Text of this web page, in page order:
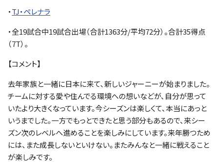
・TJ・ペレナラ
・全19試合中19試合出場（合計1363分/平均72分）。合計35得点
（7T）。
【コメント】
去年家族と一緒に日本に来て、新しいジャーニーが始まりました。
チームに対する愛や住んでる環境への想いなどが、自分が思って
いたより大きくなっています。今シーズンは楽しくて、本当にあっと
いうまでした。一方でもっとできたと思う部分もあるので、来シー
ズン次のレベルへ進めることを楽しみにしています。来年勝つため
には、また成長しないといけない。またみんなと一緒に戦えること
が楽しみです。